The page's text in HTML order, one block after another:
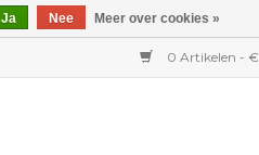
0 Artikelen -
Ja Nee Meer over cookies »